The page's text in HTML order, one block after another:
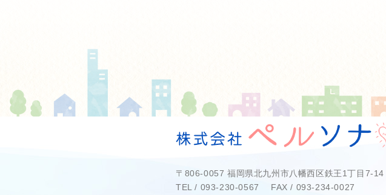
〒806-0057 福岡県北九州市八幡西区鉄王1丁目7-14
TEL / 093-230-0567 FAX / 093-234-0027